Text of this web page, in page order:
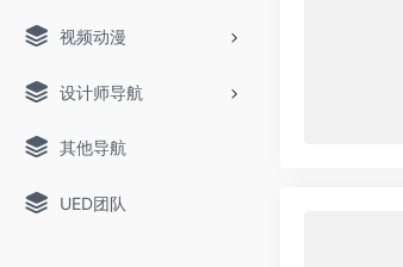
视频动漫
设计师导航
其他导航
UED团队